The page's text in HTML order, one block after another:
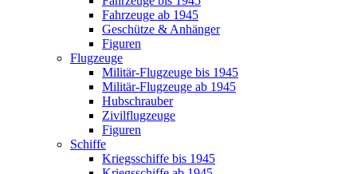
Fahrzeuge ab 1945
Geschütze & Anhänger
Figuren
Flugzeuge
Militär-Flugzeuge bis 1945
Militär-Flugzeuge ab 1945
Hubschrauber
Zivilflugzeuge
Figuren
Schiffe
Kriegsschiffe bis 1945